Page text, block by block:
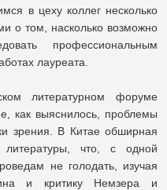
в цеху коллег несколько
о том, насколько возможно
профессиональным
лауреата.
литературном форуме
как выяснилось, проблемы
зрения. В Китае обширная
литературы, что, с одной
не голодать, изучая
и критику Немзера и